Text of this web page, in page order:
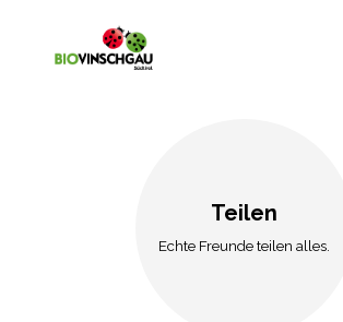
Teilen
Echte Freunde teilen alles.